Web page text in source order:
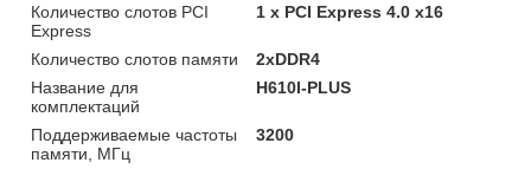
Количество слотов PCI
Express
1 x PCI Express 4.0 x16
Количество слотов памяти
2xDDR4
Название для
комплектаций
H610I-PLUS
Поддерживаемые частоты
памяти, МГц
3200